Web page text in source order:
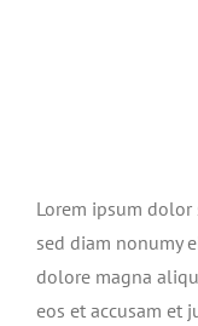
Lorem ipsum
sed diam nonumy
dolore magna
eos et accusam et